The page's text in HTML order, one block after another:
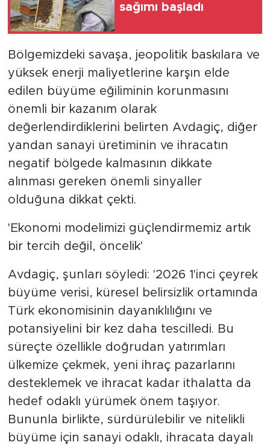
sağımı başladı
Bölgemizdeki savaşa, jeopolitik baskılara ve
yüksek enerji maliyetlerine karşın elde
edilen büyüme eğiliminin korunmasını
önemli bir kazanım olarak
değerlendirdiklerini belirten Avdagiç, diğer
yandan sanayi üretiminin ve ihracatın
negatif bölgede kalmasının dikkate
alınması gereken önemli sinyaller
olduğuna dikkat çekti.
'Ekonomi modelimizi güçlendirmemiz artık
bir tercih değil, öncelik'
Avdagiç, şunları söyledi: '2026 1'inci çeyrek
büyüme verisi, küresel belirsizlik ortamında
Türk ekonomisinin dayanıklılığını ve
potansiyelini bir kez daha tescilledi. Bu
süreçte özellikle doğrudan yatırımları
ülkemize çekmek, yeni ihraç pazarlarını
desteklemek ve ihracat kadar ithalatta da
hedef odaklı yürümek önem taşıyor.
Bununla birlikte, sürdürülebilir ve nitelikli
büyüme için sanayi odaklı, ihracata dayalı